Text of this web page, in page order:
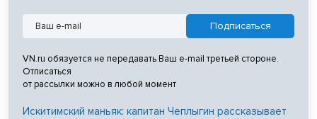
VN.ru обязуется не передавать Ваш e-mail третьей стороне.
Отписаться
от рассылки можно в любой момент
Искитимский маньяк: капитан Чеплыгин рассказывает